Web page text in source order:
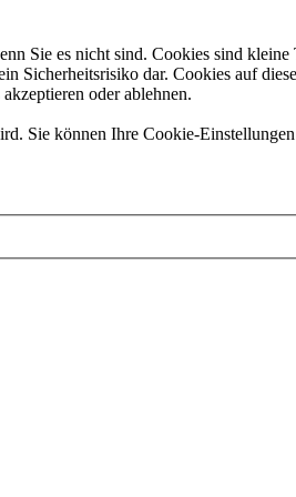
Sie es nicht sind. Cookies sind
Sicherheitsrisiko dar. Cookies auf
oder ablehnen.
Sie können Ihre Cookie-